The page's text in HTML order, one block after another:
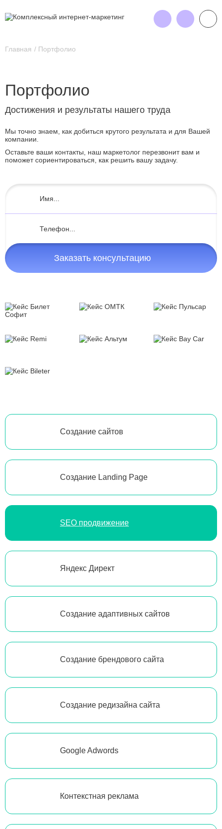
Главная Портфолио
Портфолио
Достижения и результаты нашего труда
Мы точно знаем, как добиться крутого результата и для Вашей
компании.
Оставьте ваши контакты, наш маркетолог перезвонит вам и
поможет сориентироваться, как решить вашу задачу.
Заказать консультацию
Создание сайтов
Создание Landing Page
SEO продвижение
Яндекс Директ
Создание адаптивных сайтов
Создание брендового сайта
Создание редизайна сайта
Google Adwords
Контекстная реклама